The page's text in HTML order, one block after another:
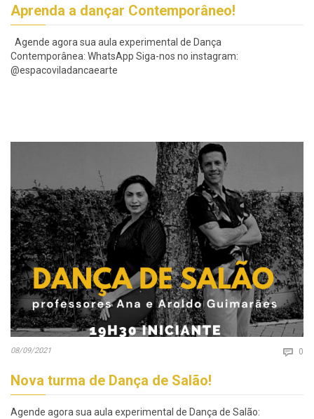
Aprenda a dançar Contemporâneo!
Agende agora sua aula experimental de Dança
Contemporânea: WhatsApp Siga-nos no instagram:
@espacoviladancaearte
08/09/2021  0
Nova turma de Dança de Salão!
Agende agora sua aula experimental de Dança de Salão: